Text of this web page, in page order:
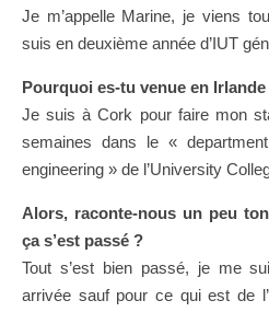
Je m’appelle Marine, je viens
suis en deuxième année d’IUT
Pourquoi es-tu venue en Irlande
Je suis à Cork pour faire mon
semaines dans le «
engineering » de l’University
Alors, raconte-nous un peu
ça s’est passé ?
Tout s’est bien passé, je me
arrivée sauf pour ce qui est de